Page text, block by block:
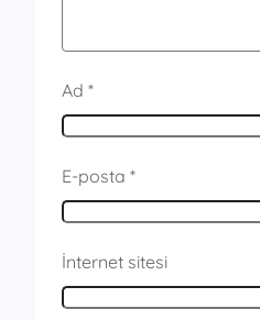
Ad *
E-posta *
İnternet sitesi